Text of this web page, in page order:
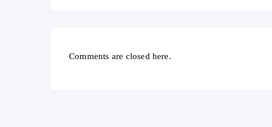
Comments are closed here.